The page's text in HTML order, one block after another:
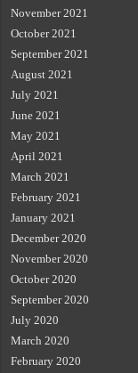
November 2021
October 2021
September 2021
August 2021
July 2021
June 2021
May 2021
April 2021
March 2021
February 2021
January 2021
December 2020
November 2020
October 2020
September 2020
July 2020
March 2020
February 2020